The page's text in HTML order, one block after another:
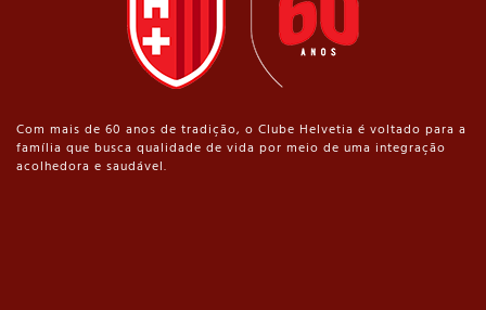
Com mais de 60 anos de tradição, o Clube Helvetia é voltado para a
família que busca qualidade de vida por meio de uma integração
acolhedora e saudável.